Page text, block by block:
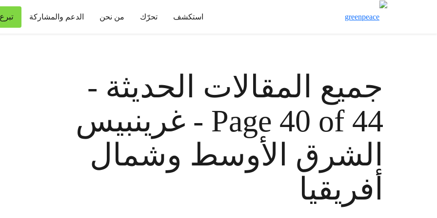
استكشف تحرّك من نحن الدعم والمشاركة تبرع
جميع المقالات الحديثة -
Page 40 of 44 - غرينبيس
الشرق الأوسط وشمال
أفريقيا